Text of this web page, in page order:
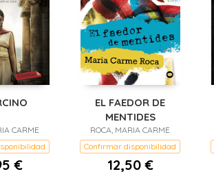
CARME
€
EL FAEDOR DE
MENTIDES
ROCA, MARIA CARME
Confirmar disponibilidad
12,50 €